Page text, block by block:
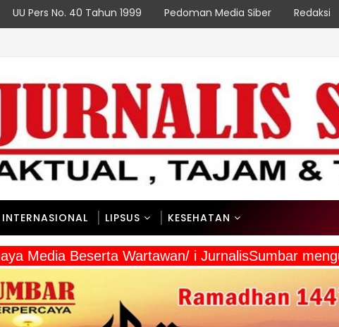
UU Pers No. 40 Tahun 1999 Pedoman Media Siber Redaksi
serta Taat Aturan di Kampung Sesor
INTERNASIONAL LIPSUS KESEHATAN
Media Beserta Wartawan/ i JurnalisSumbar